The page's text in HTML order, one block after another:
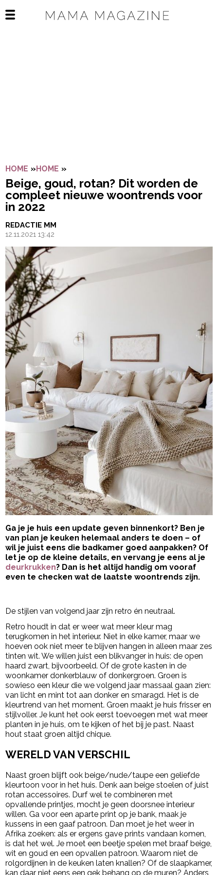
Open het mobiele menu
HOME »HOME »
Beige, goud, rotan? Dit worden de
compleet nieuwe woontrends voor
in 2022
REDACTIE MM
12.11.2021 13:42
Ga je je huis een update geven binnenkort? Ben je
van plan je keuken helemaal anders te doen – of
wil je juist eens die badkamer goed aanpakken? Of
let je op de kleine details, en vervang je eens al je
deurkrukken? Dan is het altijd handig om vooraf
even te checken wat de laatste woontrends zijn.
De stijlen van volgend jaar zijn retro én neutraal.
Retro houdt in dat er weer wat meer kleur mag
terugkomen in het interieur. Niet in elke kamer, maar we
hoeven ook niet meer te blijven hangen in alleen maar zes
tinten wit. We willen juist een blikvanger in huis: de open
haard zwart, bijvoorbeeld. Of de grote kasten in de
woonkamer donkerblauw of donkergroen. Groen is
sowieso een kleur die we volgend jaar massaal gaan zien:
van licht en mint tot aan donker en smaragd. Het is de
kleurtrend van het moment. Groen maakt je huis frisser en
stijlvoller. Je kunt het ook eerst toevoegen met wat meer
planten in je huis, om te kijken of het bij je past. Naast
hout staat groen altijd chique.
WERELD VAN VERSCHIL
Naast groen blijft ook beige/nude/taupe een geliefde
kleurtoon voor in het huis. Denk aan beige stoelen of juist
rotan accessoires. Durf wel te combineren met
opvallende printjes, mocht je geen doorsnee interieur
willen. Ga voor een aparte print op je bank, maak je
kussens in een gaaf patroon. Dan moet je het weer in
Afrika zoeken: als er ergens gave prints vandaan komen,
is dat het wel. Je moet een beetje spelen met braaf beige,
wit en goud en een opvallen patroon. Waarom niet de
rolgordijnen in de keuken laten knallen? Of de slaapkamer,
kan daar niet eens een gek behang op de muren? Anders